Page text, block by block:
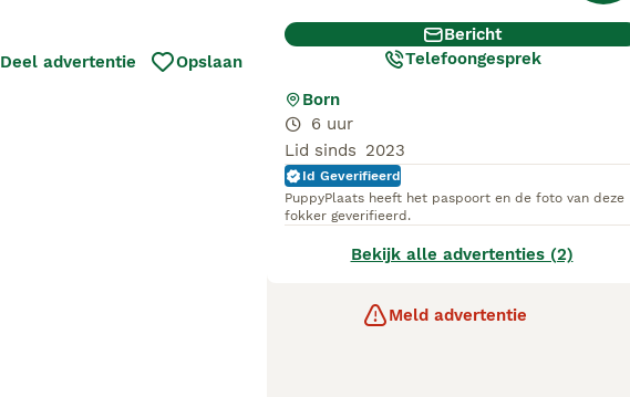
Deel advertentie Opslaan
Bericht
Telefoongesprek
Born
6 uur
Lid sinds 2023
Id Geverifieerd
PuppyPlaats heeft het paspoort en de foto van deze
fokker geverifieerd.
Bekijk alle advertenties (2)
Meld advertentie